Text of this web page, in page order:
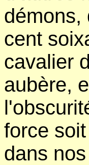
démons,
cent
cavalier
aubère,
force
dans